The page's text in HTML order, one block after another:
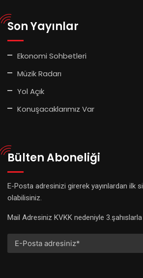
Son Yayınlar
Ekonomi Sohbetleri
Müzik Radarı
Yol Açık
Konuşacaklarımız Var
Bülten Aboneliği
E-Posta adresinizi girerek yayınlardan ilk
olabilisiniz.
Mail Adresiniz KVKK nedeniyle 3.şahıslarla